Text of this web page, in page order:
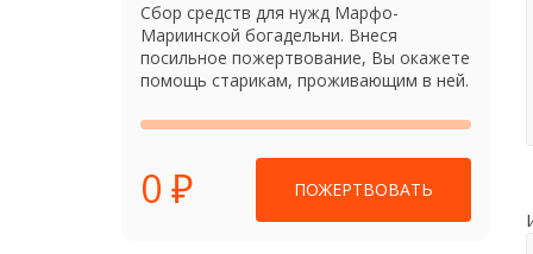
Сбор средств для нужд Марфо-
Мариинской богадельни. Внеся
посильное пожертвование, Вы окажете
помощь старикам, проживающим в ней.
0 ₽ ПОЖЕРТВОВАТЬ